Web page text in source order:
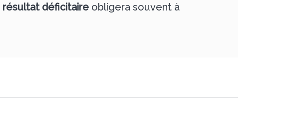
résultat déficitaire obligera souvent à